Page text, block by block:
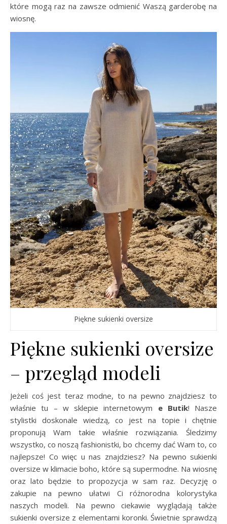
które mogą raz na zawsze odmienić Waszą garderobę na
wiosnę.
Piękne sukienki oversize
Piękne sukienki oversize
– przegląd modeli
Jeżeli coś jest teraz modne, to na pewno znajdziesz to
właśnie tu – w sklepie internetowym e Butik! Nasze
stylistki doskonale wiedzą, co jest na topie i chętnie
proponują Wam takie właśnie rozwiązania. Śledzimy
wszystko, co noszą fashionistki, bo chcemy dać Wam to, co
najlepsze! Co więc u nas znajdziesz? Na pewno sukienki
oversize w klimacie boho, które są supermodne. Na wiosnę
oraz lato będzie to propozycja w sam raz. Decyzję o
zakupie na pewno ułatwi Ci różnorodna kolorystyka
naszych modeli. Na pewno ciekawie wyglądają także
sukienki oversize z elementami koronki. Świetnie sprawdzą